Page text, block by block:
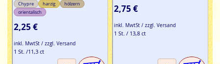
Chypre harzig
hölzern
orientalisch
2,25 €
inkl. MwtSt / zzgl. Versand
1 St. /11,3 ct
2,75 €
inkl. MwtSt / zzgl. Versand
1 St. / 13,8 ct